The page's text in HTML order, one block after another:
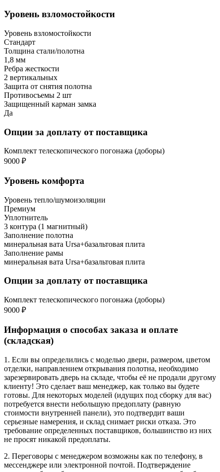
Уровень взломостойкости
Уровень взломостойкости
Стандарт
Толщина стали/полотна
1,8 мм
Ребра жесткости
2 вертикальных
Защита от снятия полотна
Противосъемы 2 шт
Защищенный карман замка
Да
Опции за доплату от поставщика
Комплект телескопического погонажа (доборы)
9000 ₽
Уровень комфорта
Уровень тепло/шумоизоляции
Премиум
Уплотнитель
3 контура (1 магнитный)
Заполнение полотна
минеральная вата Ursa+базальтовая плита
Заполнение рамы
минеральная вата Ursa+базальтовая плита
Опции за доплату от поставщика
Комплект телескопического погонажа (доборы)
9000 ₽
Информация о способах заказа и оплате
(складская)
1. Если вы определились с моделью двери, размером, цветом
отделки, направлением открывания полотна, необходимо
зарезервировать дверь на складе, чтобы её не продали другому
клиенту! Это сделает ваш менеджер, как только вы будете
готовы. Для некоторых моделей (идущих под сборку для вас)
потребуется внести небольшую предоплату (равную
стоимости внутренней панели), это подтвердит ваши
серьезные намерения, и склад снимает риски отказа. Это
требование определенных поставщиков, большинство из них
не просят никакой предоплаты.
2. Переговоры с менеджером возможны как по телефону, в
мессенджере или электронной почтой. Подтверждение